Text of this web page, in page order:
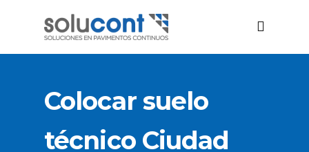
Colocar suelo
técnico Ciudad